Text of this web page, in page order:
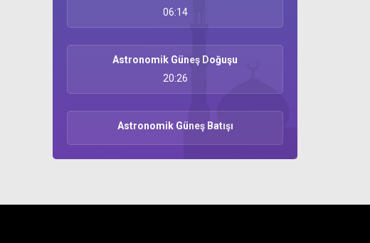
06:14
Astronomik Güneş Doğuşu
20:26
Astronomik Güneş Batışı